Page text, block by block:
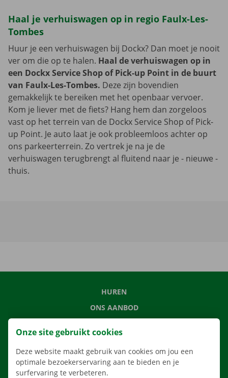
Haal je verhuiswagen op in regio Faulx-Les-
Tombes
Huur je een verhuiswagen bij Dockx? Dan moet je nooit
ver om die op te halen. Haal de verhuiswagen op in
een Dockx Service Shop of Pick-up Point in de buurt
van Faulx-Les-Tombes. Deze zijn bovendien
gemakkelijk te bereiken met het openbaar vervoer.
Kom je liever met de fiets? Hang hem dan zorgeloos
vast op het terrein van de Dockx Service Shop of Pick-
up Point. Je auto laat je ook probleemloos achter op
ons parkeerterrein. Zo vertrek je na je de
verhuiswagen terugbrengt al fluitend naar je - nieuwe -
thuis.
HUREN
ONS AANBOD
APP
VERHUISOPLOSSINGEN
Onze site gebruikt cookies
Deze website maakt gebruik van cookies om jou een
optimale bezoekerservaring aan te bieden en je
surfervaring te verbeteren.